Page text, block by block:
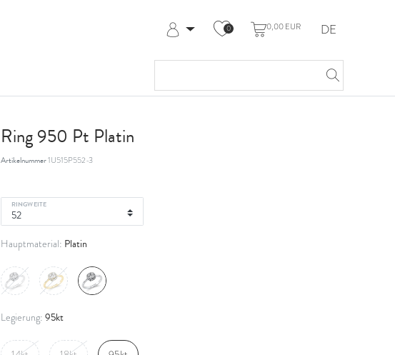
0 0,00 EUR DE
Ring 950 Pt Platin
Artikelnummer1U515P552-3
RINGWEITE
Hauptmaterial: Platin
Legierung: 95kt